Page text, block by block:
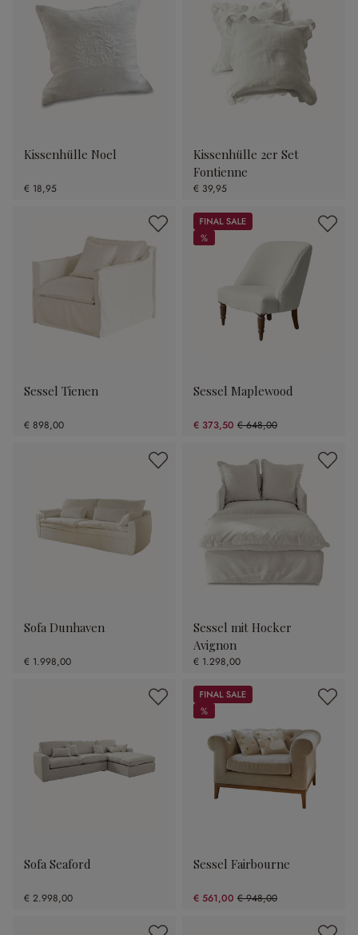
Kissenhülle Noel
€ 18,95
Kissenhülle 2er Set
Fontienne
€ 39,95
Sessel Tienen
€ 898,00
Sale
%
%
Sessel Maplewood
€ 373,50 € 648,00
(42.36% gespart)
Sofa Dunhaven
€ 1.998,00
Sessel mit Hocker
Avignon
€ 1.298,00
Sofa Seaford
€ 2.998,00
Sale
%
%
Sessel Fairbourne
€ 561,00 € 948,00
(40.82% gespart)